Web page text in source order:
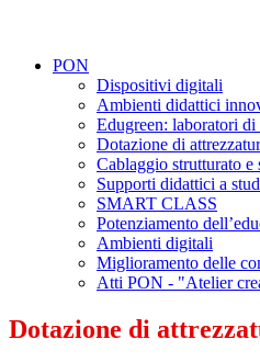
PON
Dispositivi digitali
Ambienti didattici
Edugreen: laboratori
Dotazione di
Cablaggio strutturato
Supporti didattici a
SMART CLASS
Potenziamento
Ambienti digitali
Miglioramento delle
Atti PON - "Atelier
Dotazione di